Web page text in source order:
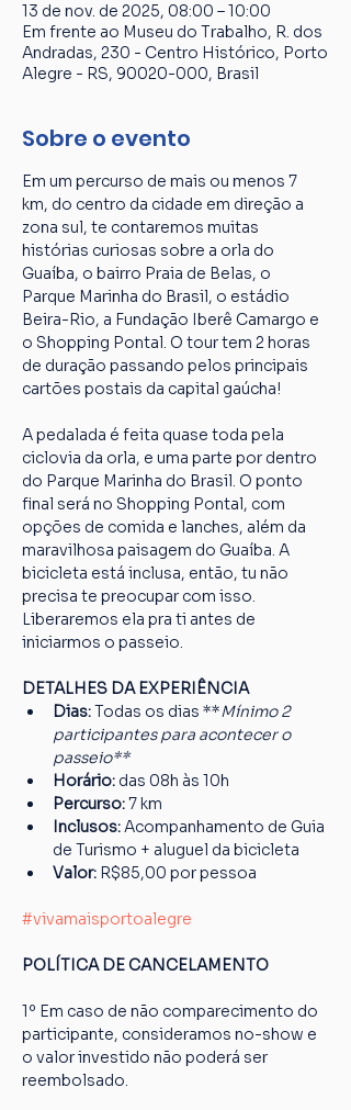
13 de nov. de 2025, 08:00 – 10:00
Em frente ao Museu do Trabalho, R. dos
Andradas, 230 - Centro Histórico, Porto
Alegre - RS, 90020-000, Brasil
Sobre o evento
Em um percurso de mais ou menos 7
km, do centro da cidade em direção a
zona sul, te contaremos muitas
histórias curiosas sobre a orla do
Guaíba, o bairro Praia de Belas, o
Parque Marinha do Brasil, o estádio
Beira-Rio, a Fundação Iberê Camargo e
o Shopping Pontal. O tour tem 2 horas
de duração passando pelos principais
cartões postais da capital gaúcha!
A pedalada é feita quase toda pela
ciclovia da orla, e uma parte por dentro
do Parque Marinha do Brasil. O ponto
final será no Shopping Pontal, com
opções de comida e lanches, além da
maravilhosa paisagem do Guaíba. A
bicicleta está inclusa, então, tu não
precisa te preocupar com isso.
Liberaremos ela pra ti antes de
iniciarmos o passeio.
DETALHES DA EXPERIÊNCIA
Dias: Todas os dias **Mínimo 2
participantes para acontecer o
passeio**
Horário: das 08h às 10h
Percurso: 7 km
Inclusos: Acompanhamento de Guia
de Turismo + aluguel da bicicleta
Valor: R$85,00 por pessoa
#vivamaisportoalegre
POLÍTICA DE CANCELAMENTO
1º Em caso de não comparecimento do
participante, consideramos no-show e
o valor investido não poderá ser
reembolsado.